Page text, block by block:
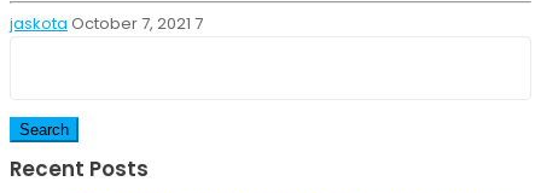
jaskota October 7, 2021 7
Recent Posts